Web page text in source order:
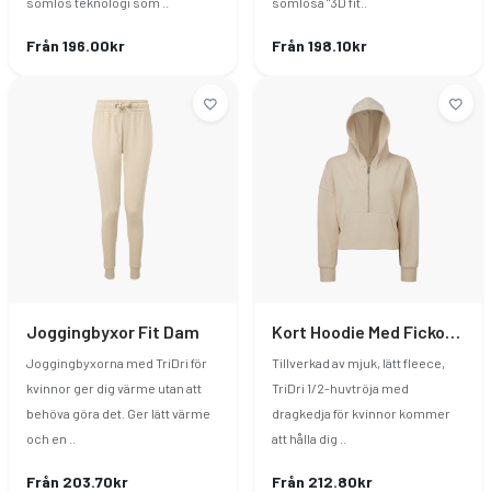
Från 196.00kr Från 198.10kr
Joggingbyxor Fit Dam
Joggingbyxorna med TriDri för
kvinnor ger dig värme utan att
behöva göra det. Ger lätt värme
och en ..
Från 203.70kr
Kort Hoodie Med Fickor Dam
Tillverkad av mjuk, lätt fleece,
TriDri 1/2-huvtröja med
dragkedja för kvinnor kommer
att hålla dig ..
Från 212.80kr